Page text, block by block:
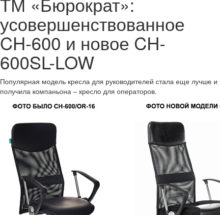
усовершенствованное
CH-600 и новое CH-
600SL-LOW
Популярная модель кресла для руководителей стала еще лучше и
получила компаньона – кресло для операторов.